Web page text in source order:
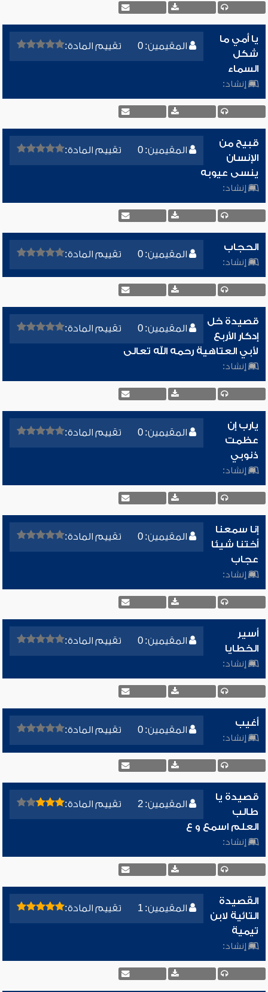
المقيمين: 0 تقييم المادة:
يا أمي ما
شكل
السماء
إنشاد:
المقيمين: 0 تقييم المادة:
قبيح من
الإنسان
ينسى عيوبه
إنشاد:
المقيمين: 0 تقييم المادة:
الحجاب
إنشاد:
المقيمين: 0 تقييم المادة:
قصيدة خل
إدكار الأربع
لأبي العتاهية رحمه الله تعالى
إنشاد:
المقيمين: 0 تقييم المادة:
يارب إن
عظمت
ذنوبي
إنشاد:
المقيمين: 0 تقييم المادة:
إنا سمعنا
أختنا شيئا
عجاب
إنشاد:
المقيمين: 0 تقييم المادة:
أسير
الخطايا
إنشاد:
المقيمين: 0 تقييم المادة:
أغيب
إنشاد:
المقيمين: 2 تقييم المادة:
قصيدة يا
طالب
العلم اسمع و ع
إنشاد:
المقيمين: 1 تقييم المادة:
القصيدة
التائية لابن
تيمية
إنشاد: